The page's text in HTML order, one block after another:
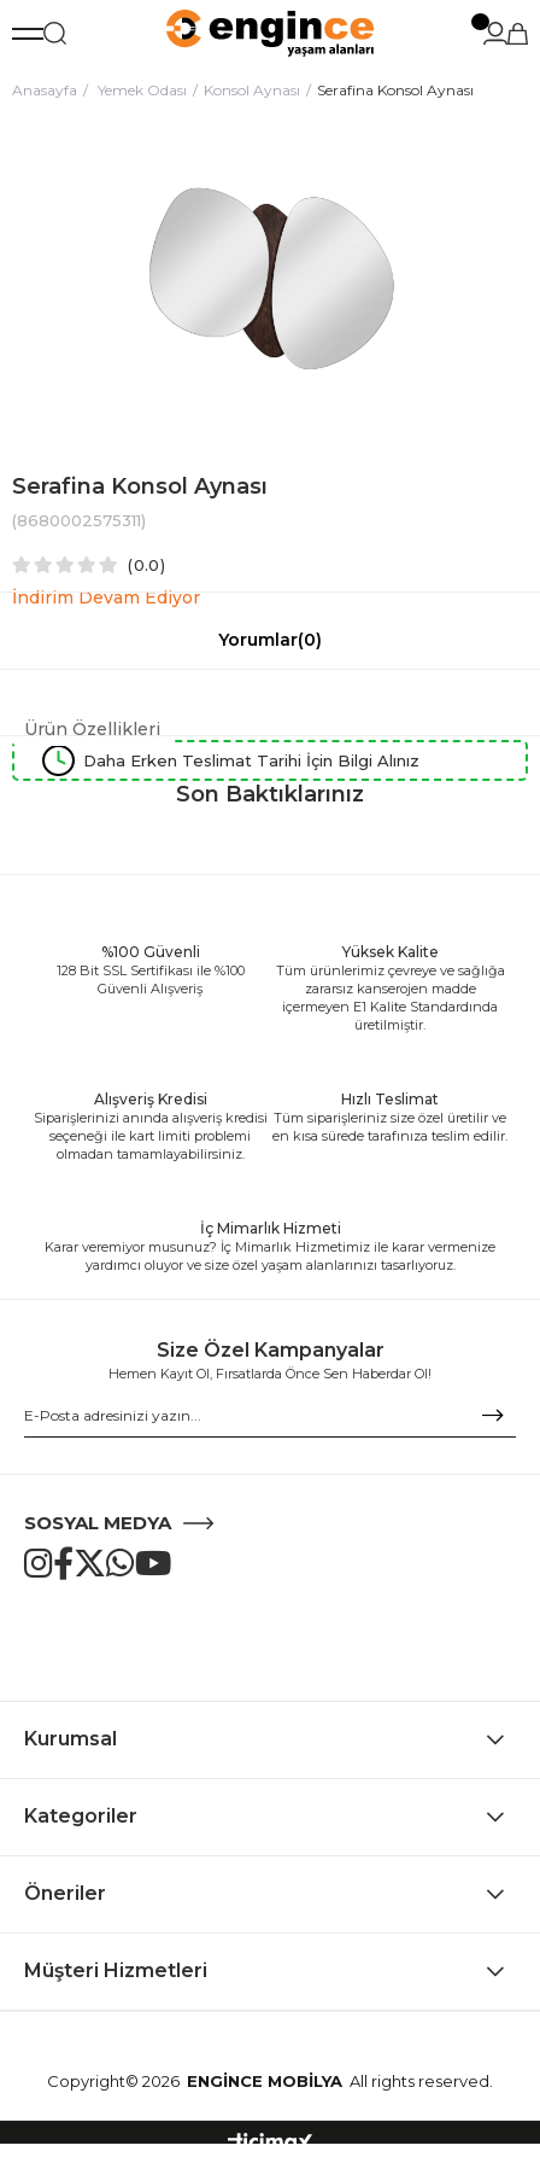
Anasayfa Yemek Odası Konsol Aynası Serafina Konsol Aynası
Serafina Konsol Aynası
(8680002575311)
0.0
İndirim Devam Ediyor
Yorumlar(0)
Ürün Özellikleri
Daha Erken Teslimat Tarihi İçin Bilgi Alınız
Son Baktıklarınız
%100 Güvenli
128 Bit SSL Sertifikası ile %100
Güvenli Alışveriş
Yüksek Kalite
Tüm ürünlerimiz çevreye ve sağlığa
zararsız kanserojen madde
içermeyen E1 Kalite Standardında
üretilmiştir.
Alışveriş Kredisi
Siparişlerinizi anında alışveriş kredisi
seçeneği ile kart limiti problemi
olmadan tamamlayabilirsiniz.
Hızlı Teslimat
Tüm siparişleriniz size özel üretilir ve
en kısa sürede tarafınıza teslim edilir.
İç Mimarlık Hizmeti
Karar veremiyor musunuz? İç Mimarlık Hizmetimiz ile karar vermenize
yardımcı oluyor ve size özel yaşam alanlarınızı tasarlıyoruz.
Size Özel Kampanyalar
Hemen Kayıt Ol, Fırsatlarda Önce Sen Haberdar Ol!
SOSYAL MEDYA
Kurumsal
Kategoriler
Öneriler
Müşteri Hizmetleri
Copyright© 2026 ENGİNCE MOBİLYA All rights reserved.